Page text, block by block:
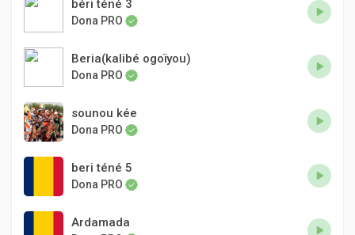
béri téné 3
Dona PRO
Beria(kalibé ogoïyou)
Dona PRO
sounou kée
Dona PRO
beri téné 5
Dona PRO
Ardamada